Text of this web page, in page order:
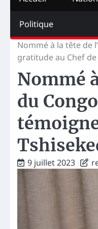
Politique
Nommé à la tête de
gratitude au Chef de
Nommé
du
9 juillet 2023